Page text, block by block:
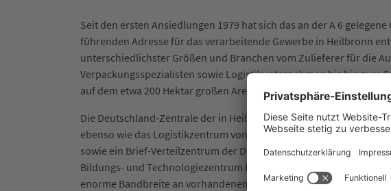
Seit den ersten Ansiedlungen 1979 hat sich das an der A 6
führenden Adresse für das verarbeitende Gewerbe in Heilbronn
unterschiedlichster Größen und Branchen vom Zulieferer für die
Verpackungsspezialisten sowie Logistikunternehmen bis hin zum
auf dem etwa 200 Hektar großen Areal vertreten.
Die Deutschland-Zentrale der in Heilbronn gegründeten Sport-
ebenso wie das Logistikzentrum von Baier & Schneider, bekannt
sowie ein Brief-Verteilzentrum der Deutschen Post AG. Das
Bildungs- und Technologiezentrum Heilbronn der
enorme Bandbreite an vorhandenen Firmen und Einrichtungen.